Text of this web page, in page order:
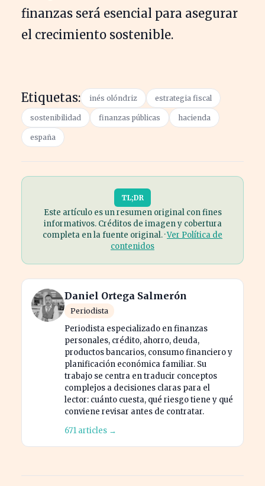
finanzas será esencial para asegurar
el crecimiento sostenible.
Etiquetas: inés olóndriz estrategia fiscal
sostenibilidad finanzas públicas hacienda
españa
TL;DR
Este artículo es un resumen original con fines
informativos. Créditos de imagen y cobertura
completa en la fuente original. ·Ver Política de
contenidos
Daniel Ortega Salmerón
Periodista
Periodista especializado en finanzas
personales, crédito, ahorro, deuda,
productos bancarios, consumo financiero y
planificación económica familiar. Su
trabajo se centra en traducir conceptos
complejos a decisiones claras para el
lector: cuánto cuesta, qué riesgo tiene y qué
conviene revisar antes de contratar.
671 articles →